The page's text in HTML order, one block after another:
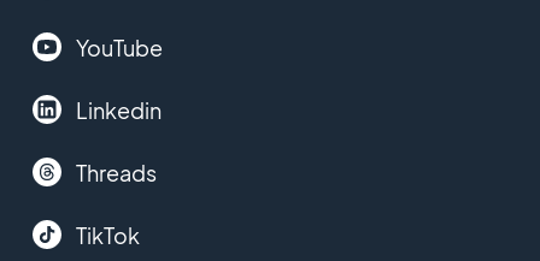
YouTube
Linkedin
Threads
TikTok